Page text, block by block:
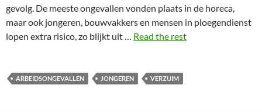
gevolg. De meeste ongevallen vonden plaats in de horeca,
maar ook jongeren, bouwvakkers en mensen in ploegendienst
lopen extra risico, zo blijkt uit … Read the rest
ARBEIDSONGEVALLEN JONGEREN VERZUIM